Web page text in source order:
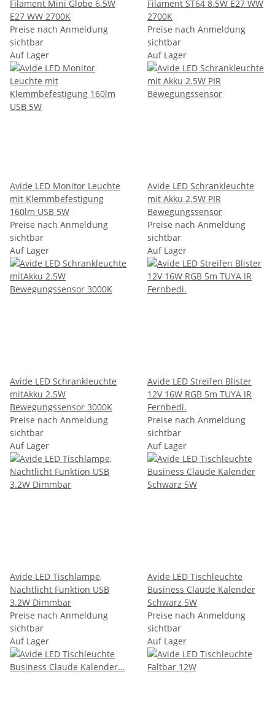
Filament Mini Globe 6.5W
E27 WW 2700K
Preise nach Anmeldung
sichtbar
Filament ST64 8.5W E27 WW
2700K
Preise nach Anmeldung
sichtbar
Auf Lager
Avide LED Monitor Leuchte
mit Klemmbefestigung
160lm USB 5W
Preise nach Anmeldung
sichtbar
Auf Lager
Avide LED Schrankleuchte
mit Akku 2.5W PIR
Bewegungssensor
Preise nach Anmeldung
sichtbar
Auf Lager
Avide LED Schrankleuchte
mitAkku 2.5W
Bewegungssensor 3000K
Preise nach Anmeldung
sichtbar
Auf Lager
Avide LED Streifen Blister
12V 16W RGB 5m TUYA IR
Fernbedi.
Preise nach Anmeldung
sichtbar
Auf Lager
Avide LED Tischlampe,
Nachtlicht Funktion USB
3.2W Dimmbar
Preise nach Anmeldung
sichtbar
Auf Lager
Avide LED Tischleuchte
Business Claude Kalender
Schwarz 5W
Preise nach Anmeldung
sichtbar
Auf Lager
Auf Lager